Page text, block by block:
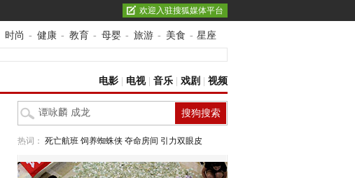
欢迎入驻搜狐媒体平台
时尚 - 健康 - 教育 - 母婴 - 旅游 - 美食 - 星座
电影 电视| 音乐 戏剧 视频
热词： 死亡航班 饲养蜘蛛侠 夺命房间 引力双眼皮